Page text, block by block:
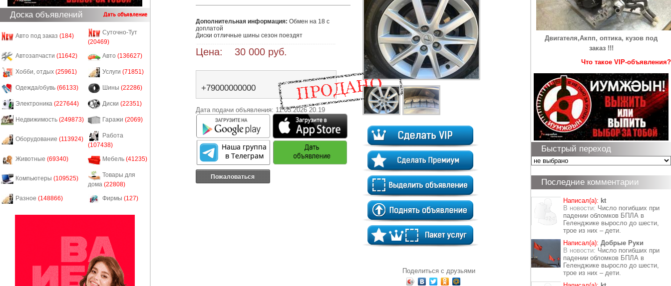
Доска объявлений Дать объявление
Авто под заказ (184)
Суточно-Тут
(20469)
Автозапчасти (11642) Авто (136627)
Хобби, отдых (25961) Услуги (71851)
Одежда/обувь (66133) Шины (22286)
Электроника (227644) Диски (22351)
Недвижимость (249873) Гаражи (2069)
Оборудование (113924)
Работа
(107438)
Животные (69340) Мебель (41235)
Компьютеры (109525)
Товары для
дома (22808)
Разное (148866) Фирмы (127)
Дополнительная информация: Обмен на 18 с
доплатой
Диски отличные шины сезон поездят
Цена: 30 000 руб.
+79000000000
Дата подачи объявления: 11.05.2026 20.19
Пожаловаться
Поделиться с друзьями
Двигателя,Акпп, оптика, кузов под
заказ !!!
Что такое VIP-объявления?
Быстрый переход
Последние комментарии
Написал(а): kt
В новости: Число погибших при
падении обломков БПЛА в
Геленджике выросло до шести,
трое из них – дети.
Написал(а): Добрые Руки
В новости: Число погибших при
падении обломков БПЛА в
Геленджике выросло до шести,
трое из них – дети.